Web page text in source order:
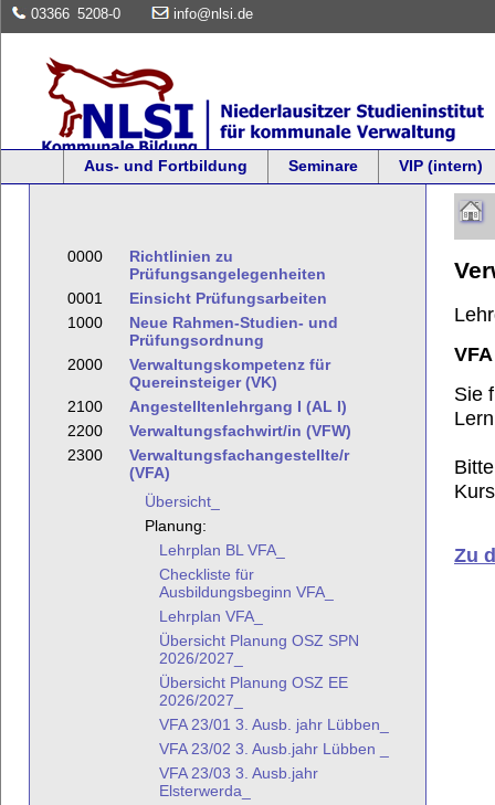
03366 5208-0 info@nlsi.de
Aus- und Fortbildung Seminare VIP (intern)
0000
Richtlinien zu
Prüfungsangelegenheiten
0001
Einsicht Prüfungsarbeiten
1000
Neue Rahmen-Studien- und
Prüfungsordnung
2000
Verwaltungskompetenz für
Quereinsteiger (VK)
2100
Angestelltenlehrgang I (AL I)
2200
Verwaltungsfachwirt/in (VFW)
2300
Verwaltungsfachangestellte/r
(VFA)
Übersicht_
Planung:
Lehrplan BL VFA_
Checkliste für
Ausbildungsbeginn VFA_
Lehrplan VFA_
Übersicht Planung OSZ SPN
2026/2027_
Übersicht Planung OSZ EE
2026/2027_
VFA 23/01 3. Ausb. jahr Lübben_
VFA 23/02 3. Ausb.jahr Lübben _
VFA 23/03 3. Ausb.jahr
Elsterwerda_
Sie
Zu